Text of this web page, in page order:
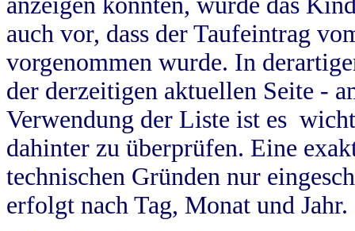
auch vor, dass der Taufeintrag
vorgenommen wurde. In
der derzeitigen aktuellen Seite -
Verwendung der Liste ist es
dahinter zu überprüfen. Eine
technischen Gründen nur
erfolgt nach Tag, Monat und Jahr.